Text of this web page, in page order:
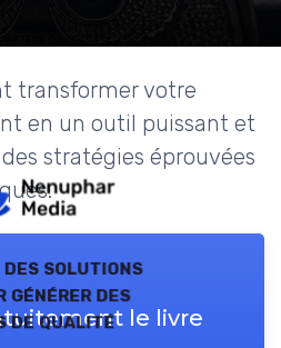
transformer votre
en un outil puissant et
stratégies éprouvées
des solutions
générer des
de qualité le livre